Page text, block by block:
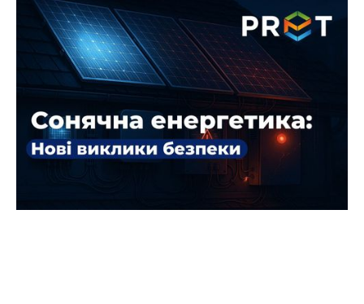
Сонячні панелі та кібербезпека:
чому навіть СЕС можуть стати
мішенню для хакерів
Сонячні електростанції в Україні продовжують
зростати в популярності серед бізнесу та
приватних домогосподарств. Вони приносять
економію, незалежність від енергосистеми та
навіть прибуток.